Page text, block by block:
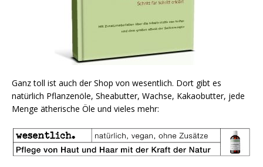
Ganz toll ist auch der Shop von wesentlich. Dort gibt es
natürlich Pflanzenöle, Sheabutter, Wachse, Kakaobutter, jede
Menge ätherische Öle und vieles mehr: